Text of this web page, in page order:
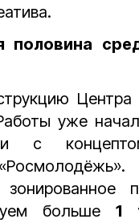
половина
уже
с
больше1